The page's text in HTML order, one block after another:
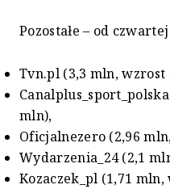
Pozostałe – od
Tvn.pl (3,3 mln, wzrost
mln),
Oficjalnezero (2,96
Wydarzenia_24 (2,1
Kozaczek_pl (1,71